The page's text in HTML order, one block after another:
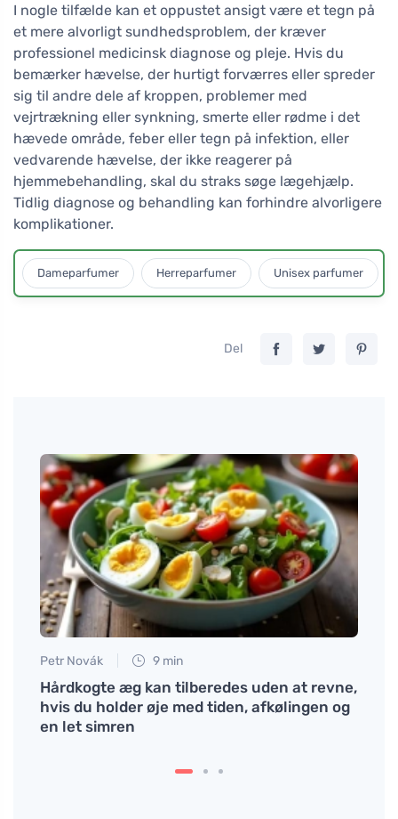
I nogle tilfælde kan et oppustet ansigt være et tegn på
et mere alvorligt sundhedsproblem, der kræver
professionel medicinsk diagnose og pleje. Hvis du
bemærker hævelse, der hurtigt forværres eller spreder
sig til andre dele af kroppen, problemer med
vejrtrækning eller synkning, smerte eller rødme i det
hævede område, feber eller tegn på infektion, eller
vedvarende hævelse, der ikke reagerer på
hjemmebehandling, skal du straks søge lægehjælp.
Tidlig diagnose og behandling kan forhindre alvorligere
komplikationer.
Dameparfumer Herreparfumer Unisex parfumer
Del
Petr Novák 9 min
Hårdkogte æg kan tilberedes uden at revne,
hvis du holder øje med tiden, afkølingen og
en let simren